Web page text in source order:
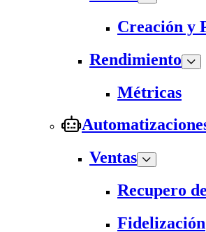
Creación y
Rendimiento
Métricas
Ventas
Recupero
Fidelización